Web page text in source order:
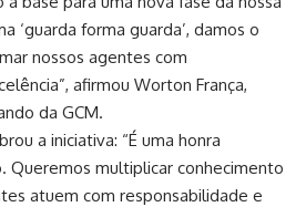
‘guarda forma guarda’, damos o
nossos agentes com
afirmou Worton França,
da GCM.
a iniciativa: “É uma honra
Queremos multiplicar conhecimento
atuem com responsabilidade e